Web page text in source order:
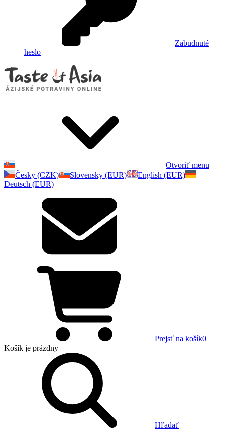
Zabudnuté
heslo
Otvoriť menu
Česky (CZK)
Slovensky (EUR)
English (EUR)
Deutsch (EUR)
Prejsť na košík0
Košík je prázdny
Hľadať